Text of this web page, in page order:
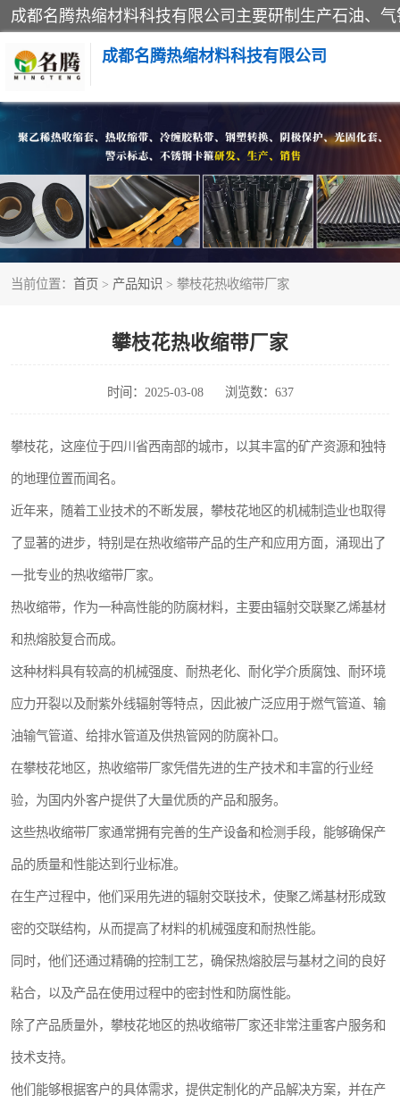
成都名腾热缩材料科技有限公司
当前位置： 首页 > 产品知识 > 攀枝花热收缩带厂家
攀枝花热收缩带厂家
时间：2025-03-08 浏览数：637
攀枝花，这座位于四川省西南部的城市，以其丰富的矿产资源和独特
的地理位置而闻名。
近年来，随着工业技术的不断发展，攀枝花地区的机械制造业也取得
了显著的进步，特别是在热收缩带产品的生产和应用方面，涌现出了
一批专业的热收缩带厂家。
热收缩带，作为一种高性能的防腐材料，主要由辐射交联聚乙烯基材
和热熔胶复合而成。
这种材料具有较高的机械强度、耐热老化、耐化学介质腐蚀、耐环境
应力开裂以及耐紫外线辐射等特点，因此被广泛应用于燃气管道、输
油输气管道、给排水管道及供热管网的防腐补口。
在攀枝花地区，热收缩带厂家凭借先进的生产技术和丰富的行业经
验，为国内外客户提供了大量优质的产品和服务。
这些热收缩带厂家通常拥有完善的生产设备和检测手段，能够确保产
品的质量和性能达到行业标准。
在生产过程中，他们采用先进的辐射交联技术，使聚乙烯基材形成致
密的交联结构，从而提高了材料的机械强度和耐热性能。
同时，他们还通过精确的控制工艺，确保热熔胶层与基材之间的良好
粘合，以及产品在使用过程中的密封性和防腐性能。
除了产品质量外，攀枝花地区的热收缩带厂家还非常注重客户服务和
技术支持。
他们能够根据客户的具体需求，提供定制化的产品解决方案，并在产
热收缩套（闭口套）
热收缩缠绕带
冷缠胶粘带
燃气管网钢塑转换过渡接头